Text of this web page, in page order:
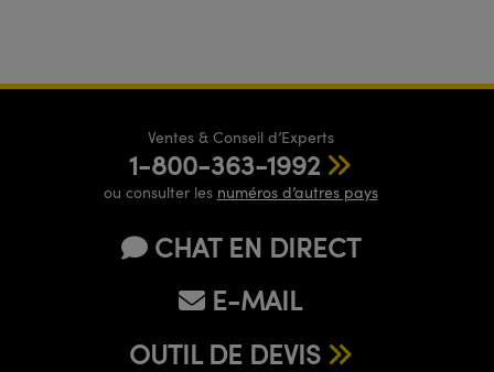
Ventes & Conseil d’Experts
1-800-363-1992
ou consulter les numéros d’autres pays
CHAT EN DIRECT
E-MAIL
OUTIL DE DEVIS